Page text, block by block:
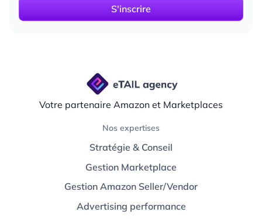
Votre partenaire Amazon et Marketplaces
Nos expertises
Stratégie & Conseil
Gestion Marketplace
Gestion Amazon Seller/Vendor
Advertising performance